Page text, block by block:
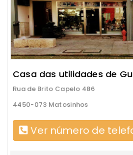
Casa das utilidades de
Rua de Brito Capelo 486
4450-073 Matosinhos
Ver número de